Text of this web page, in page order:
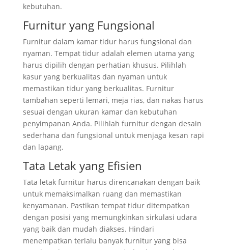
kebutuhan.
Furnitur yang Fungsional
Furnitur dalam kamar tidur harus fungsional dan
nyaman. Tempat tidur adalah elemen utama yang
harus dipilih dengan perhatian khusus. Pilihlah
kasur yang berkualitas dan nyaman untuk
memastikan tidur yang berkualitas. Furnitur
tambahan seperti lemari, meja rias, dan nakas harus
sesuai dengan ukuran kamar dan kebutuhan
penyimpanan Anda. Pilihlah furnitur dengan desain
sederhana dan fungsional untuk menjaga kesan rapi
dan lapang.
Tata Letak yang Efisien
Tata letak furnitur harus direncanakan dengan baik
untuk memaksimalkan ruang dan memastikan
kenyamanan. Pastikan tempat tidur ditempatkan
dengan posisi yang memungkinkan sirkulasi udara
yang baik dan mudah diakses. Hindari
menempatkan terlalu banyak furnitur yang bisa